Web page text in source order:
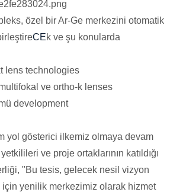
özel bir Ar-Ge merkezini otomatik
CEk ve şu konularda
lens technologies
ve ortho-k lenses
development
yol gösterici ilkemiz olmaya devam
ve proje ortaklarının katıldığı
"Bu tesis, gelecek nesil vizyon
yenilik merkezimiz olarak hizmet